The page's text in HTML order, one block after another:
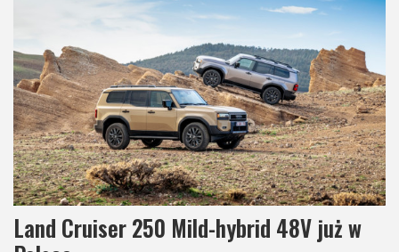
Land Cruiser 250 Arctic Trucks AT37